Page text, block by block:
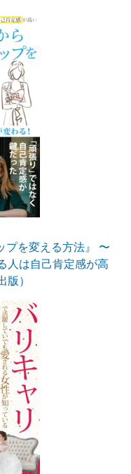
プを変える方法』 〜
人は自己肯定感が高
版）